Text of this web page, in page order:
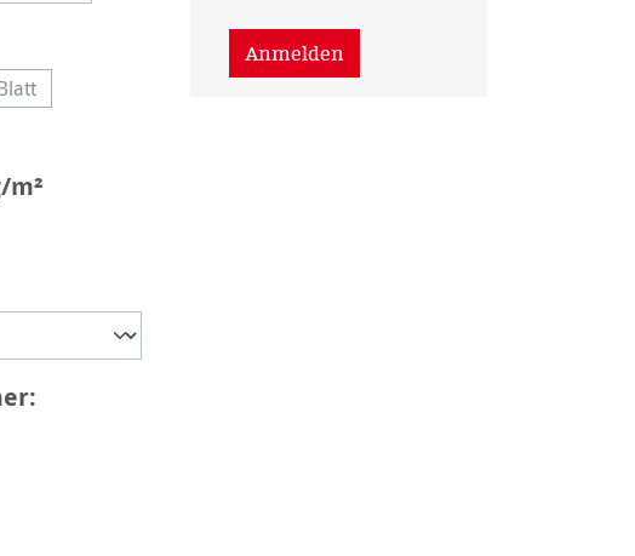
zurzeit nicht verfügbar.)
(Diese Option ist zurzeit nicht verfügbar.)
m²
Anmelden